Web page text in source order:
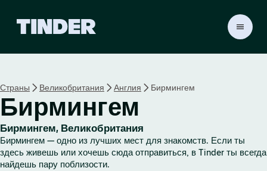
а
я
с
т
р
а
н
Страны Великобритания Англия Бирмингем
Бирмингем
Бирмингем, Великобритания
Бирмингем — одно из лучших мест для знакомств. Если ты
здесь живешь или хочешь сюда отправиться, в Tinder ты всегда
найдешь пару поблизости.